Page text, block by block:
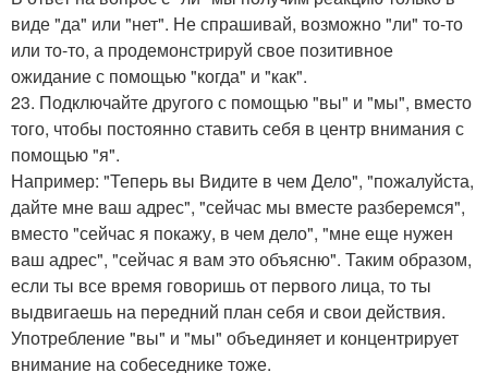
виде "да" или "нет". Не спрашивай, возможно "ли" то-то
или то-то, а продемонстрируй свое позитивное
ожидание с помощью "когда" и "как".
23. Подключайте другого с помощью "вы" и "мы", вместо
того, чтобы постоянно ставить себя в центр внимания с
помощью "я".
Например: "Теперь вы Видите в чем Дело", "пожалуйста,
дайте мне ваш адрес", "сейчас мы вместе разберемся",
вместо "сейчас я покажу, в чем дело", "мне еще нужен
ваш адрес", "сейчас я вам это объясню". Таким образом,
если ты все время говоришь от первого лица, то ты
выдвигаешь на передний план себя и свои действия.
Употребление "вы" и "мы" объединяет и концентрирует
внимание на собеседнике тоже.